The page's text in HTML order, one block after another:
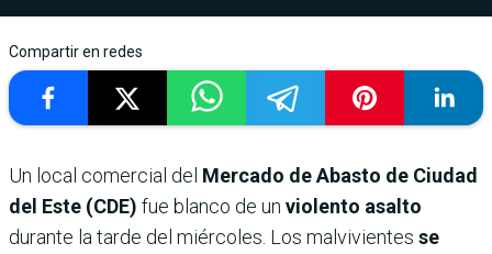
Compartir en redes
Un local comercial del Mercado de Abasto de Ciudad
del Este (CDE) fue blanco de un violento asalto
durante la tarde del miércoles. Los malvivientes se